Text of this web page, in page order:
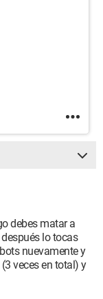
debes matar a
lo tocas
nuevamente y
veces en total) y